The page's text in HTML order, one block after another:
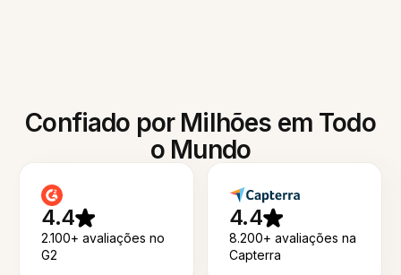
Confiado por Milhões em Todo
o Mundo
4.4
2.100+ avaliações no
G2
4.4
8.200+ avaliações na
Capterra